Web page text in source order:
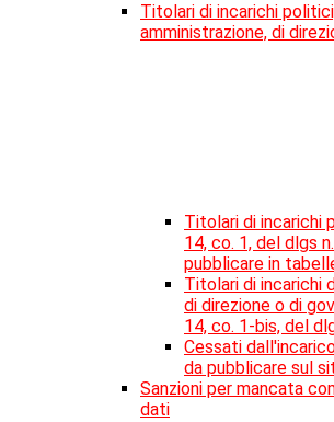
Titolari di incarichi
amministrazione, di
Titolari di incarichi
14, co. 1, del dlgs
pubblicare in
Titolari di incarichi
di direzione o di
14, co. 1-bis, del
Cessati
da pubblicare sul
Sanzioni per mancata
dati